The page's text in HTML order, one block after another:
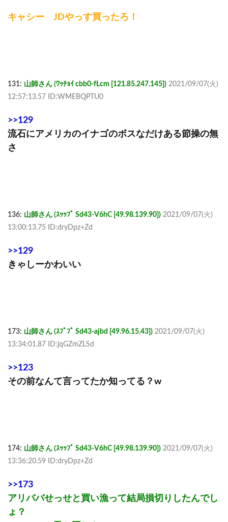
キャシー JDやっす買ったろ！
131: 山師さん (ﾜｯﾁｮｲ cbb0-fLcm [121.85.247.145]) 2021/09/07(火)
12:57:13.57 ID:WMEBQPTU0
>>129
流石にアメリカのイナゴのボスなだけある節操の無
さ
136: 山師さん (ｽｯｯﾌﾟ Sd43-V6hC [49.98.139.90]) 2021/09/07(火)
13:00:13.75 ID:dryDpz+Zd
>>129
きゃしーかわいい
173: 山師さん (ｽﾌﾟﾌﾟ Sd43-ajbd [49.96.15.43]) 2021/09/07(火)
13:34:01.87 ID:jqGZmZLSd
>>123
その前なんて言ってたか知ってる？w
174: 山師さん (ｽｯｯﾌﾟ Sd43-V6hC [49.98.139.90]) 2021/09/07(火)
13:36:20.59 ID:dryDpz+Zd
>>173
アリババせっせと買い漁って結局損切りしたんでし
ょ？